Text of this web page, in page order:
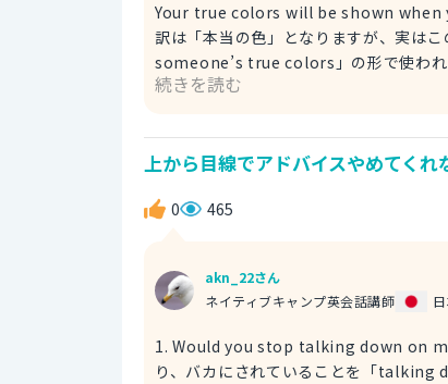
Your true colors will be shown when you’re
訳は「本当の色」となりますが、実は
someone’s true colors」の形で使われることが多いでしょう。
started showing his true colors. 彼を徐々に知るに
about time you start being honest. い
続きを読む
上から目線でアドバイスやめてくれ
0 465
akn_22さん
ネイティブキャンプ英会話講師
1. Would you stop talking down on me? 私に
り、バカにされていることを「